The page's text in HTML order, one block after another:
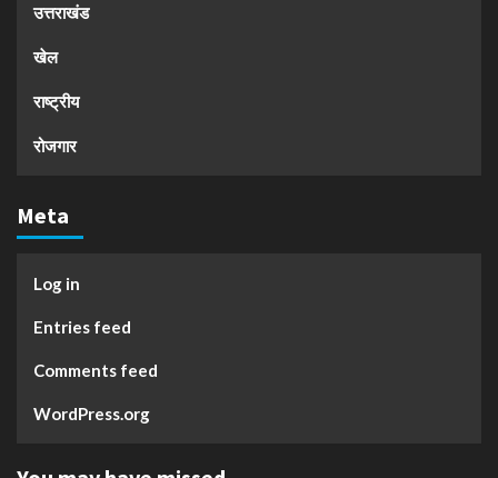
उत्तराखंड
खेल
राष्ट्रीय
रोजगार
Meta
Log in
Entries feed
Comments feed
WordPress.org